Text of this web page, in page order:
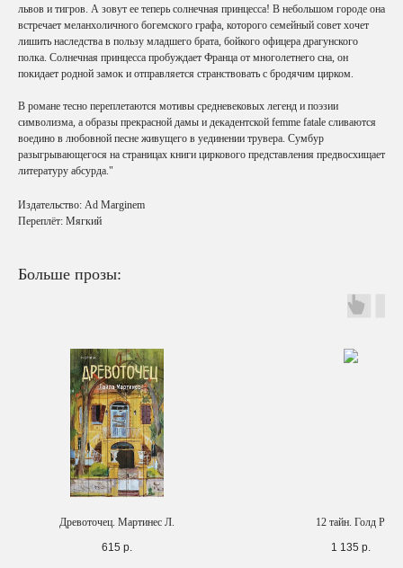
львов и тигров. А зовут ее теперь солнечная принцесса! В небольшом городе она
встречает меланхоличного богемского графа, которого семейный совет хочет
лишить наследства в пользу младшего брата, бойкого офицера драгунского
полка. Солнечная принцесса пробуждает Франца от многолетнего сна, он
покидает родной замок и отправляется странствовать с бродячим цирком.
В романе тесно переплетаются мотивы средневековых легенд и поэзии
символизма, а образы прекрасной дамы и декадентской femme fatale сливаются
воедино в любовной песне живущего в уединении трувера. Сумбур
разыгрывающегося на страницах книги циркового представления предвосхищает
литературу абсурда."
Издательство: Ad Marginem
Переплёт: Мягкий
Больше прозы:
Древоточец. Мартинес Л.
615 р.
12 тайн. Голд Р.
1 135 р.